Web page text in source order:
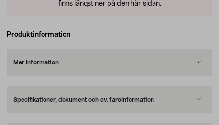
finns längst ner på den här sidan.
Produktinformation
Mer information
Specifikationer, dokument och ev. faroinformation